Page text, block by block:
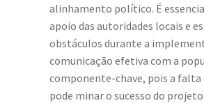
alinhamento político. É
apoio das autoridades locais e
obstáculos durante a
comunicação efetiva com a
componente-chave, pois a falta
pode minar o sucesso do projeto.